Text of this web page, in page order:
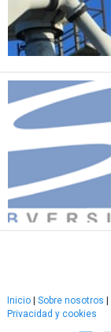
Inicio | Sobre nosotros |
Privacidad y cookies